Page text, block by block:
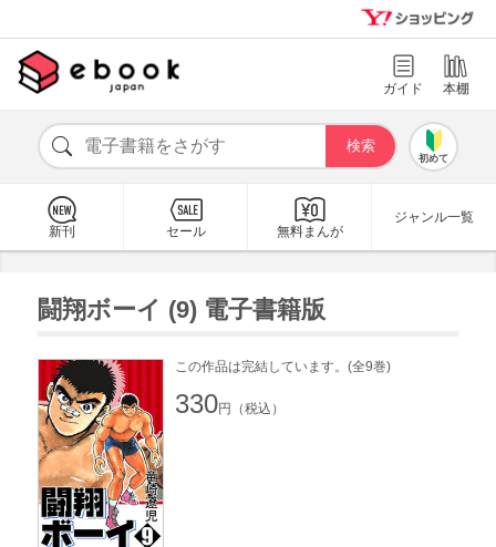
ガイド 本棚
初めて
新刊 セール 無料まんが
ジャンル一覧
闘翔ボーイ (9) 電子書籍版
この作品は完結しています。(全9巻)
330円（税込）